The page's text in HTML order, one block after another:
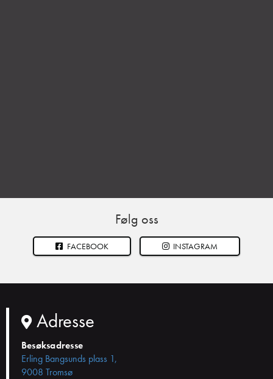
Følg oss
FACEBOOK INSTAGRAM
Adresse
Besøksadresse
Erling Bangsunds plass 1,
9008 Tromsø